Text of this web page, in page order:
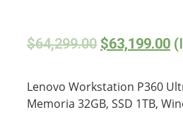
$64,299.00 $63,199.00
Lenovo Workstation P360
Memoria 32GB, SSD 1TB,